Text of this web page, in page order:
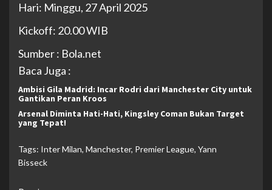
Hari: Minggu, 27 April 2025
Kickoff: 20.00 WIB
Sumber : Bola.net
Baca Juga :
Ambisi Gila Madrid: Incar Rodri dari Manchester City untuk
Gantikan Peran Kroos
Arsenal Diminta Hati-Hati, Kingsley Coman Bukan Target
yang Tepat!
Tags: Inter Milan, Manchester, Premier League, Yann
Bisseck